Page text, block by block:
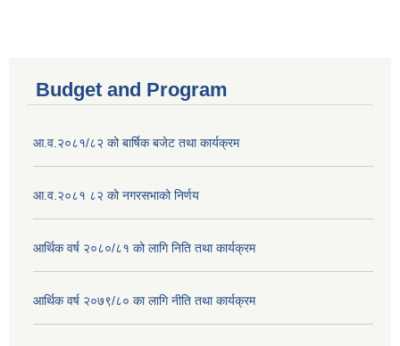
Budget and Program
आ.व.२०८१/८२ को बार्षिक बजेट तथा कार्यक्रम
आ.व.२०८१ ८२ को नगरसभाको निर्णय
आर्थिक वर्ष २०८०/८१ को लागि निति तथा कार्यक्रम
आर्थिक वर्ष २०७९/८० का लागि नीति तथा कार्यक्रम